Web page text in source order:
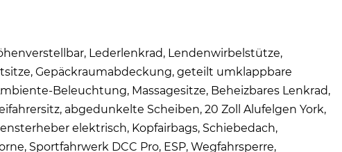
Lederlenkrad, Lendenwirbelstütze,
Gepäckraumabdeckung, geteilt umklappbare
Beleuchtung, Massagesitze, Beheizbares Lenkrad,
abgedunkelte Scheiben, 20 Zoll Alufelgen York,
elektrisch, Kopfairbags, Schiebedach,
Sportfahrwerk DCC Pro, ESP, Wegfahrsperre,